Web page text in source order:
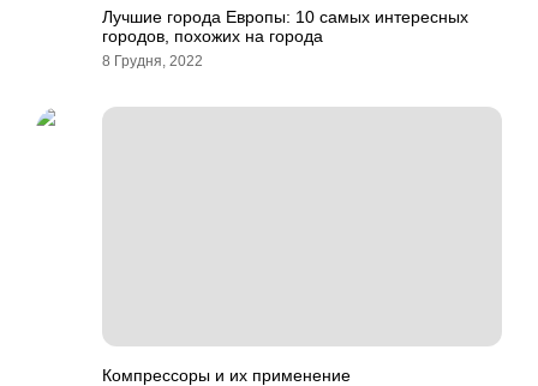
Лучшие города Европы: 10 самых интересных
городов, похожих на города
8 Грудня, 2022
Компрессоры и их применение